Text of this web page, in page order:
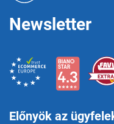
Newsletter
Előnyök az